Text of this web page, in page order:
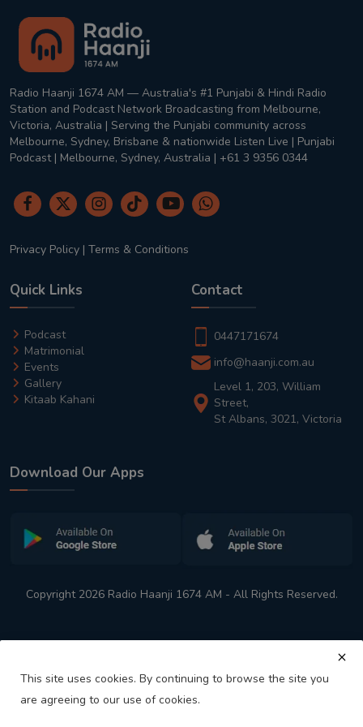
Radio Haanji 1674 AM — Australia's #1 Punjabi & Hindi Radio
Station and Podcast Network Broadcasting from Melbourne,
Victoria, Australia | Serving the Punjabi community across
Melbourne, Sydney, Brisbane & nationwide Listen Live | Punjabi
Podcast | Melbourne, Sydney, Australia | +61 3 9356 0344
Privacy Policy | Terms & Conditions
Quick Links
Podcast
Matrimonial
Events
Gallery
Kitaab Kahani
Contact
0447171674
info@haanji.com.au
Level 1, 203, William
Street,
St Albans, 3021, Victoria
Download Our Apps
Copyright 2026 Radio Haanji 1674 AM - All Rights Reserved.
This site uses cookies. By continuing to browse the site you
are agreeing to our use of cookies.